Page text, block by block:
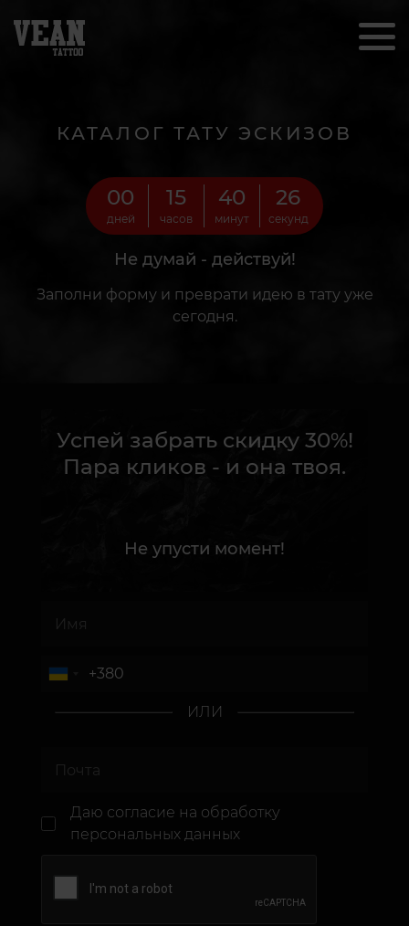
КАТАЛОГ ТАТУ ЭСКИЗОВ
00
дней
15
часов
40
минут
24
секунд
Не думай - действуй!
Заполни форму и преврати идею в тату уже
сегодня.
Успей забрать скидку 30%!
Пара кликов - и она твоя.
Не упусти момент!
ИЛИ
Даю согласие на обработку
персональных данных